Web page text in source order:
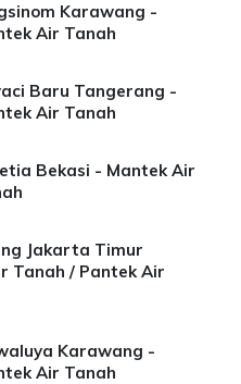
Karawang -
Air Tanah
Baru Tangerang -
Air Tanah
Bekasi - Mantek Air
Jakarta Timur
Tanah / Pantek Air
Karawang -
Air Tanah